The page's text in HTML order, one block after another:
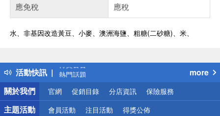
應免稅
應稅
水、非基因改造黃豆、小麥、澳洲海鹽、粗糖(二砂糖)、米、
活動快訊
得獎公告
熱門話題
銀行優惠
偏遠地區配送
詐騙網頁！請小心！
more
關於我們
官網 促銷目錄 分店資訊 保險服務
主題活動 會員活動 注目活動 得獎公佈